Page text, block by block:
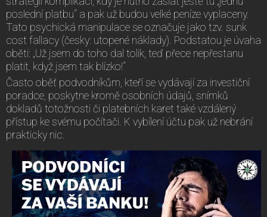
poslední platbu“ a pak už budou velké peníze vyplaceny.
Tato psychická manipulace se označuje jako tzv. sunk
cost fallacy (česky: utopené náklady). Podstatou je úvaha
oběti: „Už jsem do toho dal tolik, teď přece nepřestanu
platit, když jsem tak blízko!“
Často oběť podvodníkům, kteří se vydávají za investiční
poradce, poskytne kromě osobních údajů, snímků
dokladů totožnosti či platebních karet také vzdálený
přístup ke svému počítači. K vybílení účtu pak už nebrání
prakticky nic.